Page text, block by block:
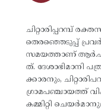
ചിറ്റാരിപ്പറമ്പ്
തെരഞ്ഞെടുപ്പ്
സമയത്താണ്
ത്. ദേശാഭിമാനി
ക്കാരനും,
ഗ്രാമപഞ്ചായത്ത്
കമ്മിറ്റി